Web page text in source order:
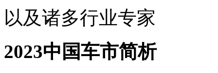
以及诸多行业专家
2023中国车市简析